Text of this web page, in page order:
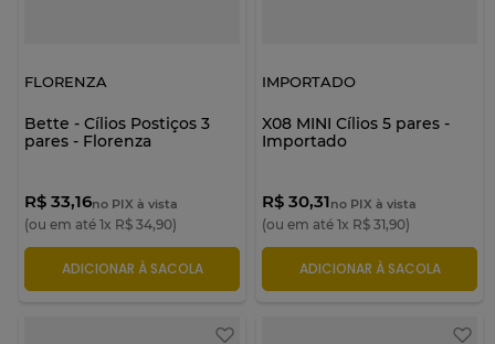
FLORENZA
Bette - Cílios Postiços 3
pares - Florenza
R$ 33,16no PIX à vista
(ou em até 1x R$ 34,90)
ADICIONAR À SACOLA
IMPORTADO
X08 MINI Cílios 5 pares -
Importado
R$ 30,31no PIX à vista
(ou em até 1x R$ 31,90)
ADICIONAR À SACOLA